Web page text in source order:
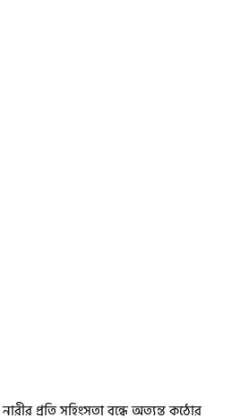
প্রতি সহিংসতা বন্ধে অত্যন্ত কঠোর